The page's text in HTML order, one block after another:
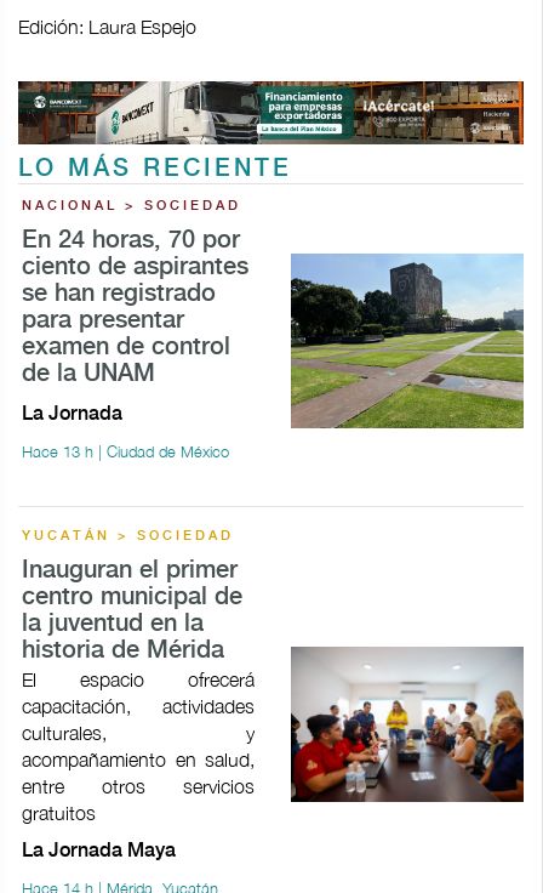
Edición: Laura Espejo
LO MÁS RECIENTE
NACIONAL > SOCIEDAD
En 24 horas, 70 por
ciento de aspirantes
se han registrado
para presentar
examen de control
de la UNAM
La Jornada
Hace 13 h | Ciudad de México
YUCATÁN > SOCIEDAD
Inauguran el primer
centro municipal de
la juventud en la
historia de Mérida
El espacio ofrecerá
capacitación, actividades
culturales, y
acompañamiento en salud,
entre otros servicios
gratuitos
La Jornada Maya
Hace 14 h | Mérida, Yucatán